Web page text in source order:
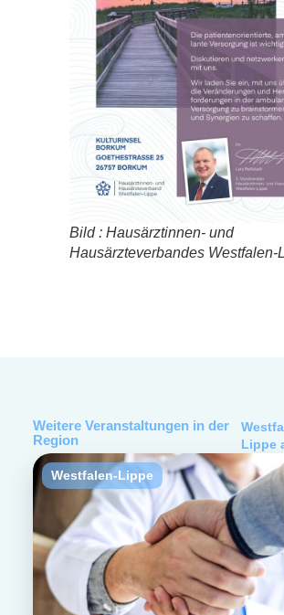
Bild : Hausärztinnen- und
Hausärzteverbandes Westfalen-
Weitere Veranstaltungen in der
Region
Lippe
Westfalen-Lippe